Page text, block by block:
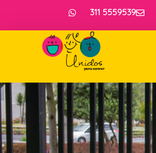
311 5559539